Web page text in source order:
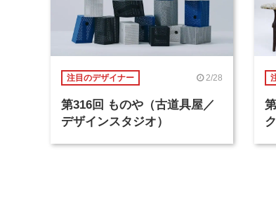
注目のデザイナー 2/28
第316回 ものや（古道具屋／
デザインスタジオ）